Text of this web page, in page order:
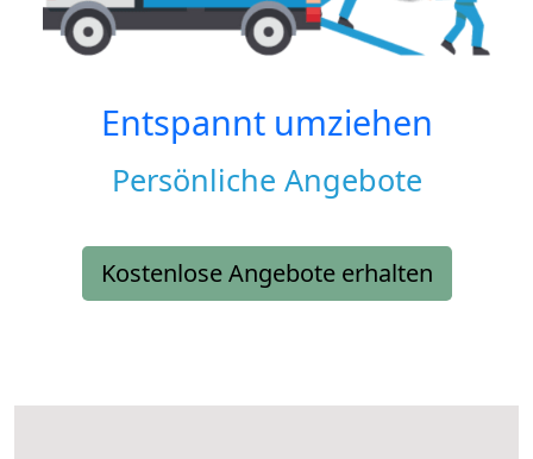
Entspannt umziehen
Persönliche Angebote
Kostenlose Angebote erhalten